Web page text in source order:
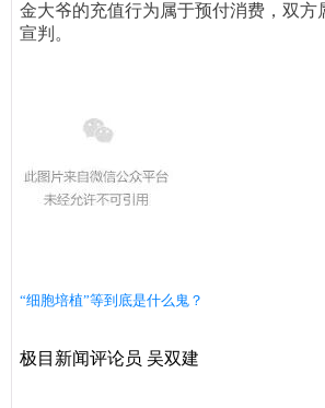
金大爷的充值行为属于预付消费，双
宣判。
“细胞培植”等到底是什么鬼？
极目新闻评论员 吴双建